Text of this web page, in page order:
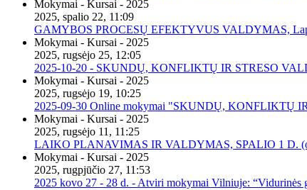
Mokymai - Kursai - 2025
2025, spalio 22, 11:09
GAMYBOS PROCESŲ EFEKTYVUS VALDYMAS,
Mokymai - Kursai - 2025
2025, rugsėjo 25, 12:05
2025-10-20 - SKUNDŲ, KONFLIKTŲ IR STRESO
Mokymai - Kursai - 2025
2025, rugsėjo 19, 10:25
2025-09-30 Online mokymai "SKUNDŲ, KONFLIKTŲ
Mokymai - Kursai - 2025
2025, rugsėjo 11, 11:25
LAIKO PLANAVIMAS IR VALDYMAS, SPALIO 1 D.
Mokymai - Kursai - 2025
2025, rugpjūčio 27, 11:53
2025 kovo 27 - 28 d. - Atviri mokymai Vilniuje: “Vidurinės